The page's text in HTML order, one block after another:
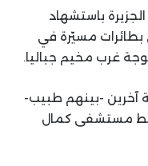
باستشهاد
مسيّرة في
غرب مخيم جباليا.
باستشهاد 6 وإصابة آخرين -بينهم طبيب-
محيط مستشفى كمال